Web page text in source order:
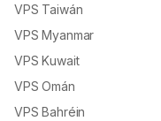
VPS Taiwán
VPS Myanmar
VPS Kuwait
VPS Omán
VPS Bahréin